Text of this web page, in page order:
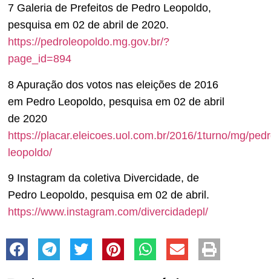
7 Galeria de Prefeitos de Pedro Leopoldo,
pesquisa em 02 de abril de 2020.
https://pedroleopoldo.mg.gov.br/?
page_id=894
8 Apuração dos votos nas eleições de 2016
em Pedro Leopoldo, pesquisa em 02 de abril
de 2020
https://placar.eleicoes.uol.com.br/2016/1turno/mg/
leopoldo/
9 Instagram da coletiva Divercidade, de
Pedro Leopoldo, pesquisa em 02 de abril.
https://www.instagram.com/divercidadepl/